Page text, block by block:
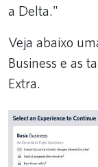
a Delta."
Veja abaixo
Business e as
Extra.